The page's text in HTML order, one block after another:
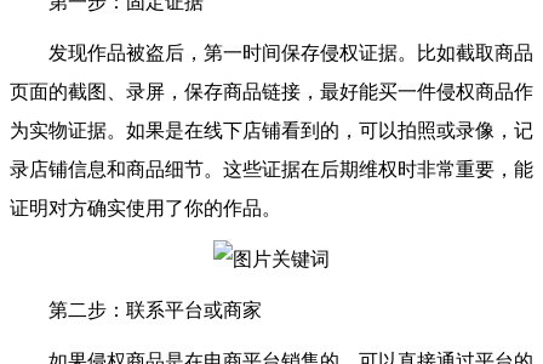
发现作品被盗后，第一时间保存侵权证据。比如截取商品
页面的截图、录屏，保存商品链接，最好能买一件侵权商品作
为实物证据。如果是在线下店铺看到的，可以拍照或录像，记
录店铺信息和商品细节。这些证据在后期维权时非常重要，能
证明对方确实使用了你的作品。
第二步：联系平台或商家